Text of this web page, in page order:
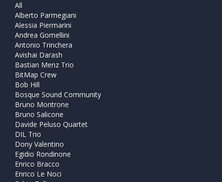
All
Alberto Parmegiani
Alessia Piermarini
Andrea Gomellini
Antonio Trinchera
Avishai Darash
Bastian Menz Trio
BitMap Crew
Bob Hill
Bosque Sound Community
Bruno Montrone
Bruno Salicone
Davide Peluso Quartet
DIL Trio
Dony Valentino
Egidio Rondinone
Enrico Bracco
Enrico Le Noci